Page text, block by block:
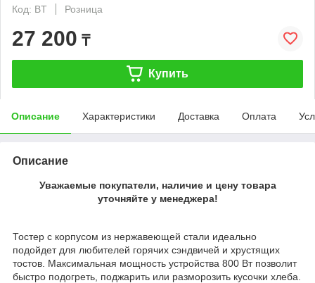
Код: BT
Розница
27 200 ₸
Купить
Описание Характеристики Доставка Оплата
Описание
Уважаемые покупатели, наличие и цену товара
уточняйте у менеджера!
Тостер с корпусом из нержавеющей стали идеально
подойдет для любителей горячих сэндвичей и хрустящих
тостов. Максимальная мощность устройства 800 Вт позволит
быстро подогреть, поджарить или разморозить кусочки хлеба.